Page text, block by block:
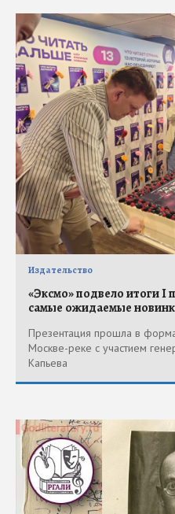
Издательство
«Эксмо» подвело итоги I
самые ожидаемые
Презентация прошла в
Москве-реке с участием
Капьева